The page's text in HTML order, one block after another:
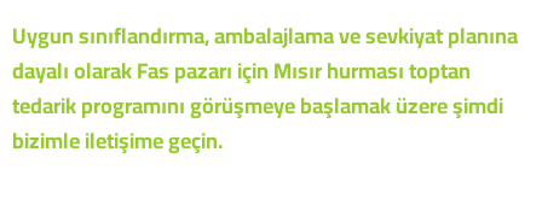
Uygun sınıflandırma, ambalajlama ve sevkiyat planına
dayalı olarak Fas pazarı için Mısır hurması toptan
tedarik programını görüşmeye başlamak üzere şimdi
bizimle iletişime geçin.